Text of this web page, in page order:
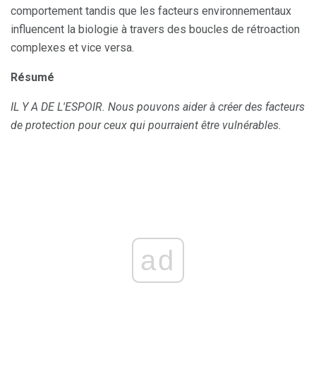
comportement tandis que les facteurs environnementaux
influencent la biologie à travers des boucles de rétroaction
complexes et vice versa.
Résumé
IL Y A DE L'ESPOIR. Nous pouvons aider à créer des facteurs
de protection pour ceux qui pourraient être vulnérables.
ad